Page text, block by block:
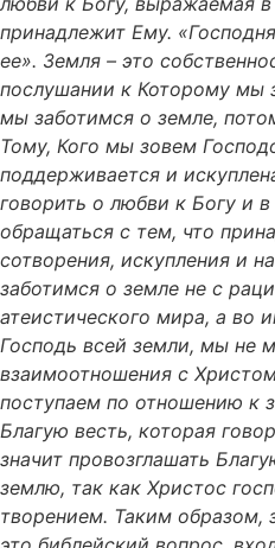
принадлежит Ему.
ее». Земля – это
послушании к Которому мы
мы заботимся о земле,
Тому, Кого мы зовем
поддерживается и
говорить о любви к Богу и
обращаться с тем, что
сотворения, искупления и
заботимся о земле не с
атеистического мира, а во
Господь всей земли, мы не
взаимоотношения с
поступаем по отношению к
Благую весть, которая
значит провозглашать
землю, так как Христос
творением. Таким образом,